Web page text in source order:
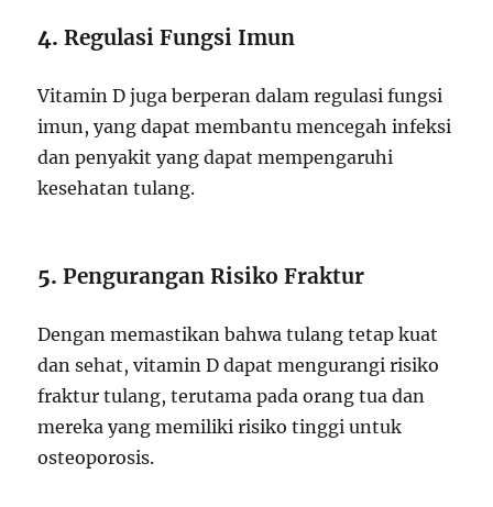
4.Regulasi Fungsi Imun
Vitamin D juga berperan dalam regulasi fungsi
imun, yang dapat membantu mencegah infeksi
dan penyakit yang dapat mempengaruhi
kesehatan tulang.
5.Pengurangan Risiko Fraktur
Dengan memastikan bahwa tulang tetap kuat
dan sehat, vitamin D dapat mengurangi risiko
fraktur tulang, terutama pada orang tua dan
mereka yang memiliki risiko tinggi untuk
osteoporosis.